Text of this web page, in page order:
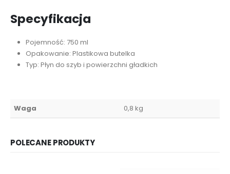
Specyfikacja
Pojemność: 750 ml
Opakowanie: Plastikowa butelka
Typ: Płyn do szyb i powierzchni gładkich
Waga 0,8 kg
POLECANE PRODUKTY